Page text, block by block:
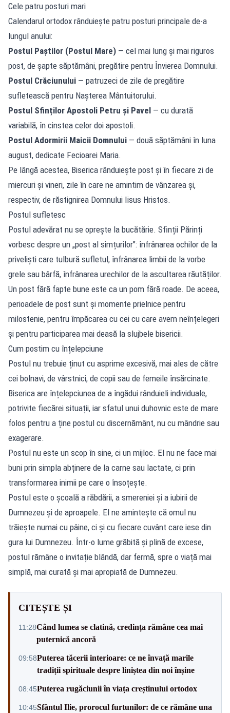
Cele patru posturi mari
Calendarul ortodox rânduiește patru posturi principale de-a
lungul anului:
Postul Paștilor (Postul Mare) — cel mai lung și mai riguros
post, de șapte săptămâni, pregătire pentru Învierea Domnului.
Postul Crăciunului — patruzeci de zile de pregătire
sufletească pentru Nașterea Mântuitorului.
Postul Sfinților Apostoli Petru și Pavel — cu durată
variabilă, în cinstea celor doi apostoli.
Postul Adormirii Maicii Domnului — două săptămâni în luna
august, dedicate Fecioarei Maria.
Pe lângă acestea, Biserica rânduiește post și în fiecare zi de
miercuri și vineri, zile în care ne amintim de vânzarea și,
respectiv, de răstignirea Domnului Iisus Hristos.
Postul sufletesc
Postul adevărat nu se oprește la bucătărie. Sfinții Părinți
vorbesc despre un „post al simțurilor": înfrânarea ochilor de la
priveliști care tulbură sufletul, înfrânarea limbii de la vorbe
grele sau bârfă, înfrânarea urechilor de la ascultarea răutăților.
Un post fără fapte bune este ca un pom fără roade. De aceea,
perioadele de post sunt și momente prielnice pentru
milostenie, pentru împăcarea cu cei cu care avem neînțelegeri
și pentru participarea mai deasă la slujbele bisericii.
Cum postim cu înțelepciune
Postul nu trebuie ținut cu asprime excesivă, mai ales de către
cei bolnavi, de vârstnici, de copii sau de femeile însărcinate.
Biserica are înțelepciunea de a îngădui rânduieli individuale,
potrivite fiecărei situații, iar sfatul unui duhovnic este de mare
folos pentru a ține postul cu discernământ, nu cu mândrie sau
exagerare.
Postul nu este un scop în sine, ci un mijloc. El nu ne face mai
buni prin simpla abținere de la carne sau lactate, ci prin
transformarea inimii pe care o însoțește.
Postul este o școală a răbdării, a smereniei și a iubirii de
Dumnezeu și de aproapele. El ne amintește că omul nu
trăiește numai cu pâine, ci și cu fiecare cuvânt care iese din
gura lui Dumnezeu. Într-o lume grăbită și plină de excese,
postul rămâne o invitație blândă, dar fermă, spre o viață mai
simplă, mai curată și mai apropiată de Dumnezeu.
CITEȘTE ȘI
11:28Când lumea se clatină, credința rămâne cea mai
puternică ancoră
09:58Puterea tăcerii interioare: ce ne învață marile
tradiții spirituale despre liniștea din noi înșine
08:45Puterea rugăciunii în viața creștinului ortodox
10:45Sfântul Ilie, prorocul furtunilor: de ce rămâne una